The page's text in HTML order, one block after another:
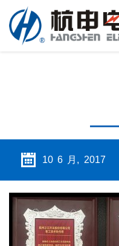
10 6 月, 2017